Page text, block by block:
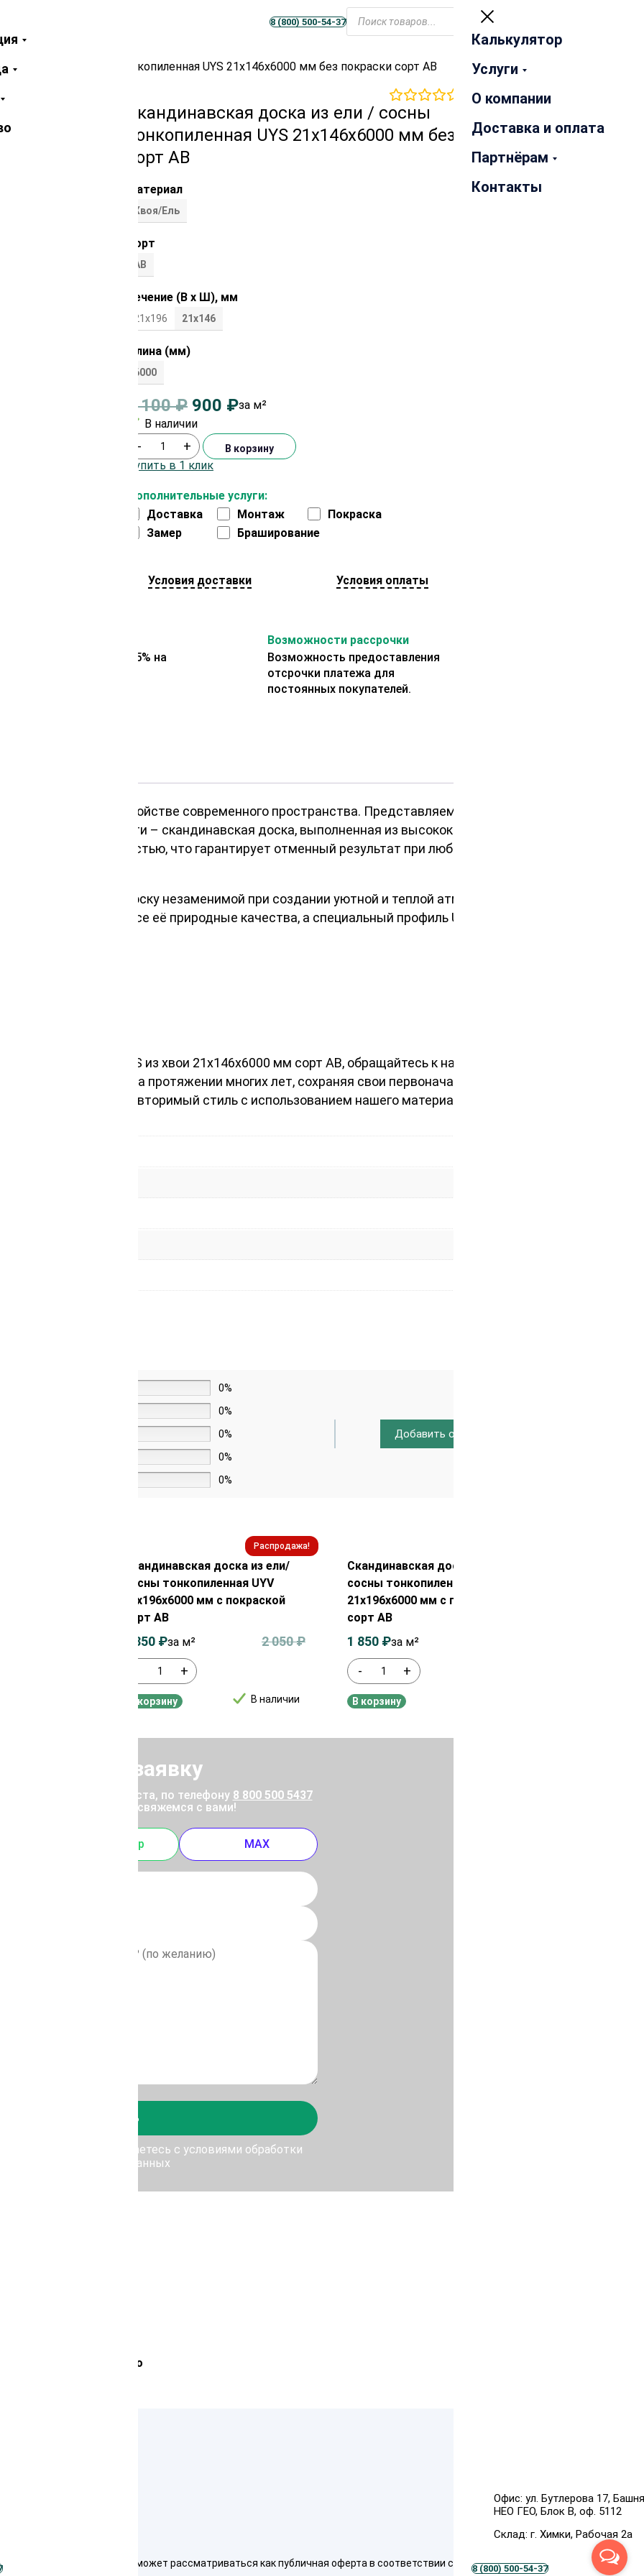
Телеграм
MAX8 (800) 500-54-37
Закрыть
Калькулятор
Услуги
О компании
Доставка и оплата
Партнёрам
Контакты
Офис: ул. Бутлерова 17, Башня
НЕО ГЕО, Блок В, оф. 5112
Склад: г. Химки, Рабочая 2а
8 (800) 500-54-37
доска из ели / сосны тонкопиленная UYS 21х146х6000 мм без покраски сорт АВ
отзывов
Скандинавская доска из ели / сосны
тонкопиленная UYS 21х146х6000 мм без покраски
сорт АВ
Материал
Хвоя/Ель
Сорт
АВ
Сечение (В х Ш), мм
21х196 21х146
Длина (мм)
6000
1 100₽ 900 ₽за м²
В наличии
Дополнительные услуги:
Доставка
Монтаж
Покраска
Замер
Браширование
- + В корзину
Купить в 1 клик
Условия доставки Условия оплаты
Представляем скидку 5% на
Возможности рассрочки
Возможность предоставления
отсрочки платежа для
постоянных покупателей.
шагом в обустройстве современного пространства. Представляем вашему
и экологичности – скандинавская доска, выполненная из высококачественной
и долговечностью, что гарантирует отменный результат при любых
делают эту доску незаменимой при создании уютной и теплой атмосферы в
сохраняют все её природные качества, а специальный профиль UYS
профиль UYS из хвои 21х146х6000 мм сорт АВ, обращайтесь к нам. Мы
прослужат вам на протяжении многих лет, сохраняя свои первоначальные
красоту и неповторимый стиль с использованием нашего материала!
0%
0%
0%
0%
0%
Добавить отзыв
из ели/
UYS
Распродажа!
Скандинавская доска из ели/
сосны тонкопиленная UYV
21х196х6000 мм с покраской
сорт АВ
+
В наличии
2 050₽
1 850 ₽за м²
В корзину
Скандинавская доска из ели/
сосны тонкопиленная UYW
21х196х6000 мм с покраской
сорт АВ
- +
1 850 ₽за м²
В корзину
Отправить заявку
позвоните, пожалуйста, по телефону 8 800 500 5437
отправьте заявку, и мы свяжемся с вами!
Whatsapp MAX
Отправить
Отправить, Вы соглашаетесь с условиями обработки
персональных данных
Лемана Про
для ознакомления и не может рассматриваться как публичная оферта в соответствии со ст. 437 (п. 2) ГК